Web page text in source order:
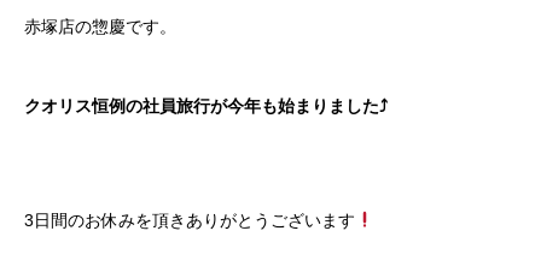
赤塚店の惣慶です。
クオリス恒例の社員旅行が今年も始まりました⤴
3日間のお休みを頂きありがとうございます